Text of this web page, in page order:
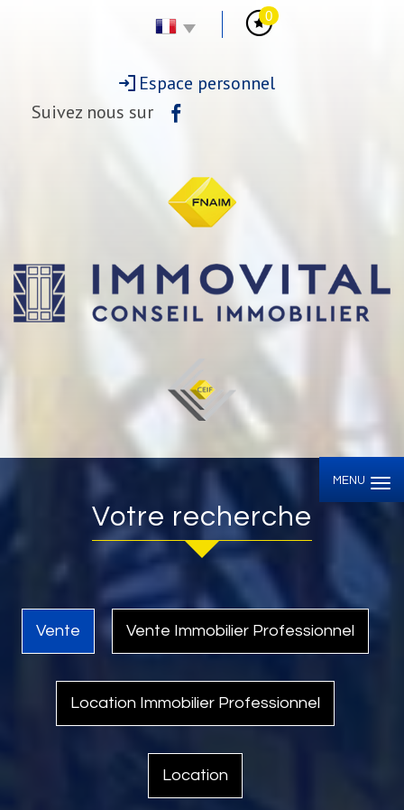
0
Espace personnel
Suivez nous sur
MENU
votre recherche
Vente Vente Immobilier Professionnel
Location Immobilier Professionnel
Location